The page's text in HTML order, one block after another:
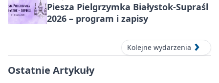
Piesza Pielgrzymka Białystok-Supraśl
2026 – program i zapisy
Kolejne wydarzenia
Ostatnie Artykuły